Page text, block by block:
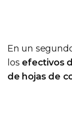
En un
los efectivos
de hojas de